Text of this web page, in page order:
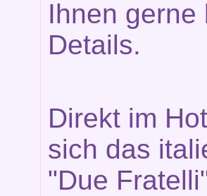
Ihnen gerne
Details.
Direkt im
sich das
"Due